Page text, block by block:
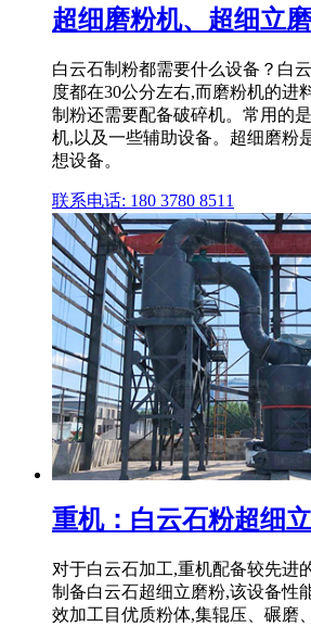
超细磨粉机、超细立磨
白云石制粉都需要什么设备？白
度都在30公分左右,而磨粉机的进
制粉还需要配备破碎机。常用的
机,以及一些辅助设备。超细磨粉
想设备。
联系电话: 180 3780 8511
重机：白云石粉超细
对于白云石加工,重机配备较先进
制备白云石超细立磨粉,该设备性
效加工目优质粉体,集辊压、碾磨